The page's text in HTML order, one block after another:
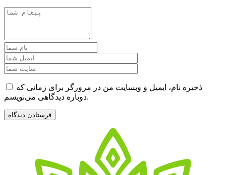
ذخیره نام، ایمیل و وبسایت من در مرورگر برای زمانی که
دوباره دیدگاهی می‌نویسم.